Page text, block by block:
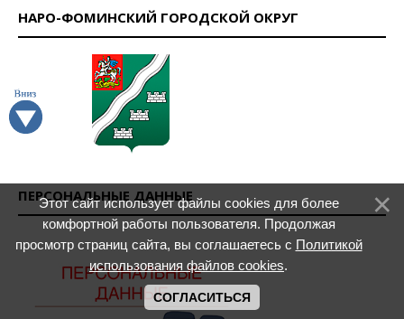
НАРО-ФОМИНСКИЙ ГОРОДСКОЙ ОКРУГ
ПЕРСОНАЛЬНЫЕ ДАННЫЕ
Этот сайт использует файлы cookies для более
комфортной работы пользователя. Продолжая
просмотр страниц сайта, вы соглашаетесь с Политикой
использования файлов cookies.
СОГЛАСИТЬСЯ